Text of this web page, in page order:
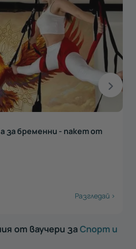
за бременни - пакет от
Разгледай >
от ваучери заСпорт и